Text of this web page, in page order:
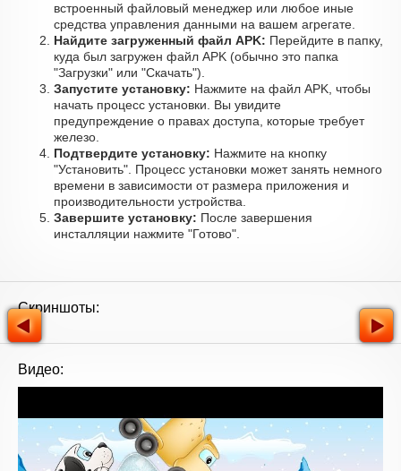
встроенный файловый менеджер или любое иные
средства управления данными на вашем агрегате.
Найдите загруженный файл APK: Перейдите в папку,
куда был загружен файл APK (обычно это папка
"Загрузки" или "Скачать").
Запустите установку: Нажмите на файл APK, чтобы
начать процесс установки. Вы увидите
предупреждение о правах доступа, которые требует
железо.
Подтвердите установку: Нажмите на кнопку
"Установить". Процесс установки может занять немного
времени в зависимости от размера приложения и
производительности устройства.
Завершите установку: После завершения
инсталляции нажмите "Готово".
Скриншоты:
Видео: